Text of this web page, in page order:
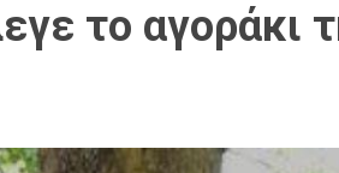
το αγοράκι